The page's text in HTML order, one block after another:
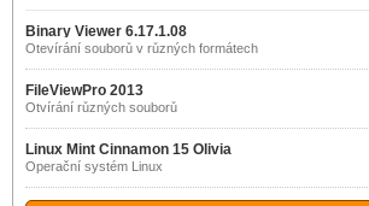
Binary Viewer 6.17.1.08
Otevírání souborů v různých formátech
FileViewPro 2013
Otvírání různých souborů
Linux Mint Cinnamon 15 Olivia
Operační systém Linux